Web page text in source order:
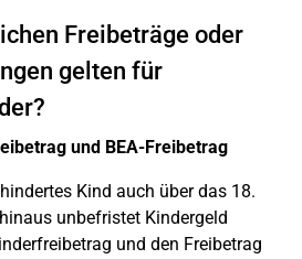
Freibeträge oder
gelten für
und BEA-Freibetrag
Kind auch über das 18.
unbefristet Kindergeld
und den Freibetrag